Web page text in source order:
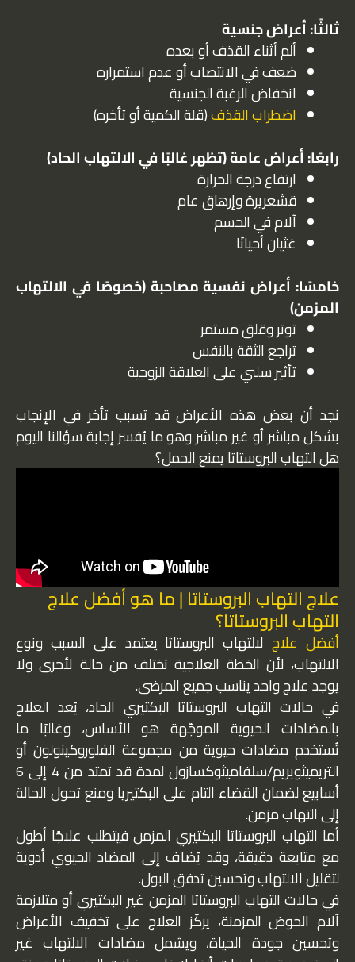
ثالثًا: أعراض جنسية
ألم أثناء القذف أو بعده
ضعف في الانتصاب أو عدم استمراره
انخفاض الرغبة الجنسية
اضطراب القذف(قلة الكمية أو تأخره)
رابعًا: أعراض عامة (تظهر غالبًا في الالتهاب الحاد)
ارتفاع درجة الحرارة
قشعريرة وإرهاق عام
آلام في الجسم
غثيان أحيانًا
خامسًا: أعراض نفسية مصاحبة (خصوصًا في الالتهاب
المزمن)
توتر وقلق مستمر
تراجع الثقة بالنفس
تأثير سلبي على العلاقة الزوجية
نجد أن بعض هذه الأعراض قد تسبب تأخر في الإنجاب
بشكل مباشر أو غير مباشر وهو ما يُفسر إجابة سؤالنا اليوم
هل التهاب البروستاتا يمنع الحمل؟
علاج التهاب البروستاتا | ما هو أفضل علاج
التهاب البروستاتا؟
أفضل علاجلالتهاب البروستاتا يعتمد على السبب ونوع
الالتهاب، لأن الخطة العلاجية تختلف من حالة لأخرى ولا
يوجد علاج واحد يناسب جميع المرضى.
في حالات التهاب البروستاتا البكتيري الحاد، يُعد العلاج
بالمضادات الحيوية الموجّهة هو الأساس، وغالبًا ما
تُستخدم مضادات حيوية من مجموعة الفلوروكينولون أو
التريميثوبريم/سلفاميثوكسازول لمدة قد تمتد من 4 إلى 6
أسابيع لضمان القضاء التام على البكتيريا ومنع تحول الحالة
إلى التهاب مزمن.
أما التهاب البروستاتا البكتيري المزمن فيتطلب علاجًا أطول
مع متابعة دقيقة، وقد يُضاف إلى المضاد الحيوي أدوية
لتقليل الالتهاب وتحسين تدفق البول.
في حالات التهاب البروستاتا المزمن غير البكتيري أو متلازمة
آلام الحوض المزمنة، يركّز العلاج على تخفيف الأعراض
وتحسين جودة الحياة، ويشمل مضادات الالتهاب غير